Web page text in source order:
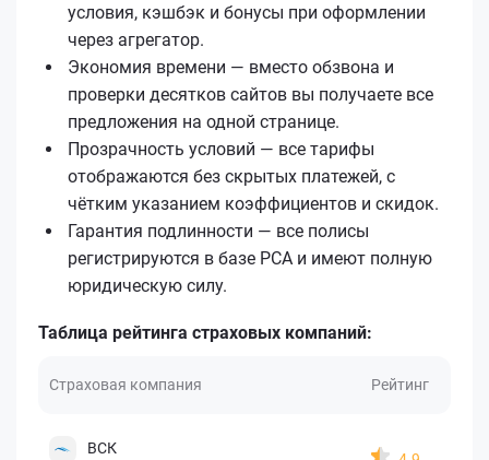
условия, кэшбэк и бонусы при оформлении
через агрегатор.
Экономия времени — вместо обзвона и
проверки десятков сайтов вы получаете все
предложения на одной странице.
Прозрачность условий — все тарифы
отображаются без скрытых платежей, с
чётким указанием коэффициентов и скидок.
Гарантия подлинности — все полисы
регистрируются в базе РСА и имеют полную
юридическую силу.
Таблица рейтинга страховых компаний:
Страховая компания Рейтинг
ВСК